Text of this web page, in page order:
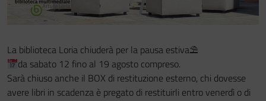
La biblioteca Loria chiuderà per la pausa estiva⛱
da sabato 12 fino al 19 agosto compreso.
Sarà chiuso anche il BOX di restituzione esterno, chi dovesse
avere libri in scadenza è pregato di restituirli entro venerdì o di